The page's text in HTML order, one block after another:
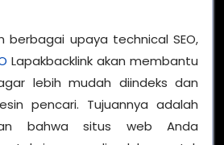
berbagai upaya technical SEO,
Lapakbacklink akan membantu
lebih mudah diindeks dan
pencari. Tujuannya adalah
bahwa situs web Anda